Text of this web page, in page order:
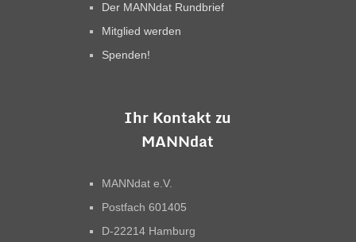
Der MANNdat Rundbrief
Mitglied werden
Spenden!
Ihr Kontakt zu
MANNdat
MANNdat e.V.
Postfach 601405
D-22214 Hamburg